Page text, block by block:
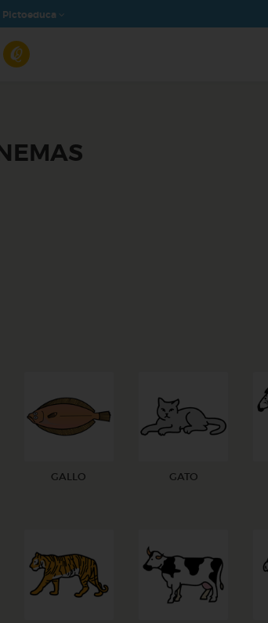
Pictoeduca
GALLO GATO